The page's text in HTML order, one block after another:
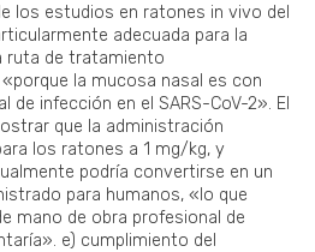
los estudios en ratones in vivo del
adecuada para la
ruta de tratamiento
la mucosa nasal es con
de infección en el SARS-CoV-2». El
que la administración
los ratones a 1 mg/kg, y
podría convertirse en un
para humanos, «lo que
mano de obra profesional de
e) cumplimiento del